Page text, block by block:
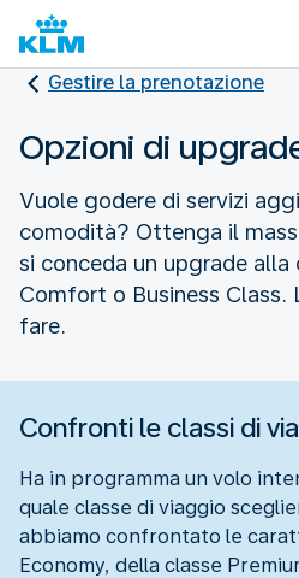
Gestire la prenotazione
Opzioni di
Vuole godere di servizi
comodità? Ottenga il
si conceda un upgrade alla
Comfort o Business Class.
fare.
Confronti le classi di
Ha in programma un volo
quale classe di viaggio
abbiamo confrontato le
Economy, della classe